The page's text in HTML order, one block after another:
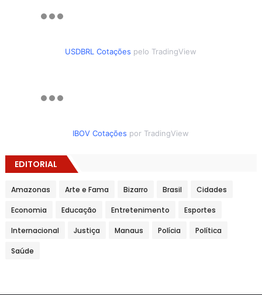
USDBRL Cotações pelo TradingView
IBOV Cotações por TradingView
EDITORIAL
Amazonas Arte e Fama Bizarro Brasil Cidades
Economia Educação Entretenimento Esportes
Internacional Justiça Manaus Polícia Política
Saúde